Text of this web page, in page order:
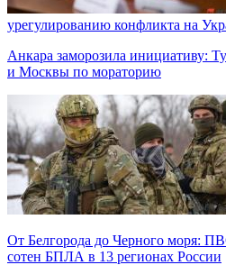
урегулированию конфликта на
Анкара заморозила инициативу:
и Москвы по мораторию
От Белгорода до Черного моря:
сотен БПЛА в 13 регионах России